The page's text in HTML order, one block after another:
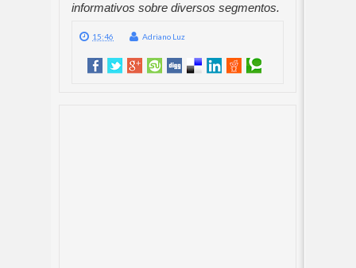
informativos sobre diversos segmentos.
15:46 Adriano Luz